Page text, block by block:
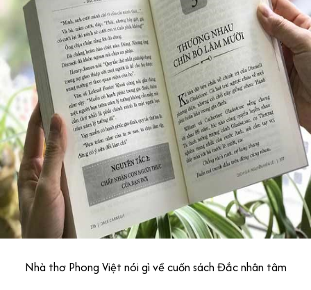
Nhà thơ Phong Việt nói gì về cuốn sách Đắc nhân tâm